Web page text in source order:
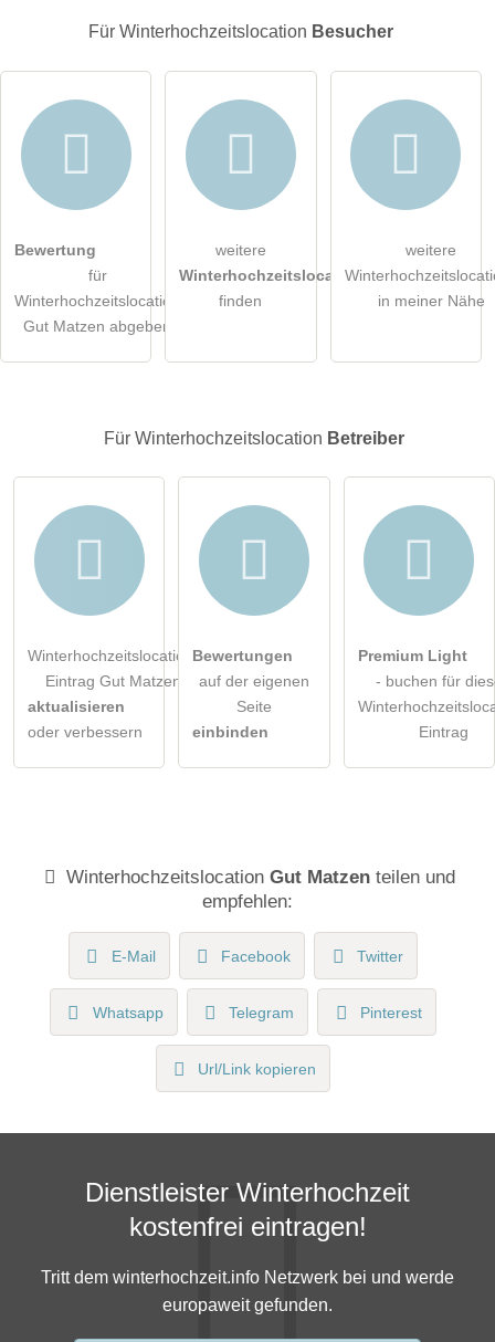
E-Mail-Adresse (wird nicht veröffentlicht)
Die Datenschutzerklärung habe ich zur Kenntnis genommen.
öffentliche Frage stellen
Klicken Sie hier um eineindividuelle Fragean den
Für Winterhochzeitslocation Besucher
Bewertung
für
Winterhochzeitslocation
Gut Matzen abgeben
weitere
Winterhochzeitslocations
finden
weitere
in meiner Nähe
Für Winterhochzeitslocation Betreiber
Winterhochzeitslocation-
Eintrag Gut Matzen
aktualisieren
oder verbessern
Bewertungen
auf der eigenen
Seite
einbinden
Premium Light
- buchen für
Eintrag
Winterhochzeitslocation Gut Matzenteilen und
empfehlen:
E-Mail Facebook Twitter
Whatsapp Telegram Pinterest
Url/Link kopieren
Dienstleister Winterhochzeit
kostenfrei eintragen!
Tritt dem winterhochzeit.info Netzwerk bei und werde
europaweit gefunden.